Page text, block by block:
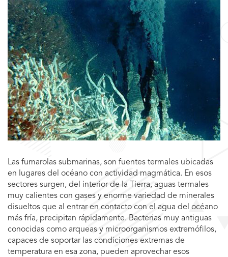
Las fumarolas submarinas, son fuentes termales ubicadas
en lugares del océano con actividad magmática. En esos
sectores surgen, del interior de la Tierra, aguas termales
muy calientes con gases y enorme variedad de minerales
disueltos que al entrar en contacto con el agua del océano
más fría, precipitan rápidamente. Bacterias muy antiguas
conocidas como arqueas y microorganismos extremófilos,
capaces de soportar las condiciones extremas de
temperatura en esa zona, pueden aprovechar esos